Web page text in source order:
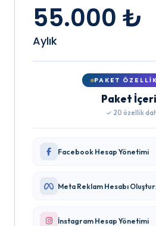
55.000 ₺
Aylık
PAKET
Paket
✓ 20 özellik
Facebook Hesap Yönetimi
Meta Reklam Hesabı
İnstagram Hesap Yönetimi